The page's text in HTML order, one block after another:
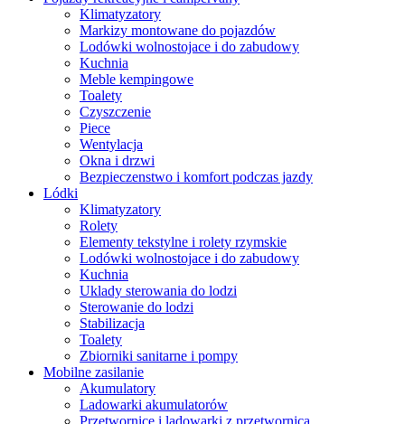
Klimatyzatory
Markizy montowane do pojazdów
Lodówki wolnostojace i do zabudowy
Kuchnia
Meble kempingowe
Toalety
Czyszczenie
Piece
Wentylacja
Okna i drzwi
Bezpieczenstwo i komfort podczas jazdy
Lódki
Klimatyzatory
Rolety
Elementy tekstylne i rolety rzymskie
Lodówki wolnostojace i do zabudowy
Kuchnia
Uklady sterowania do lodzi
Sterowanie do lodzi
Stabilizacja
Toalety
Zbiorniki sanitarne i pompy
Mobilne zasilanie
Akumulatory
Ladowarki akumulatorów